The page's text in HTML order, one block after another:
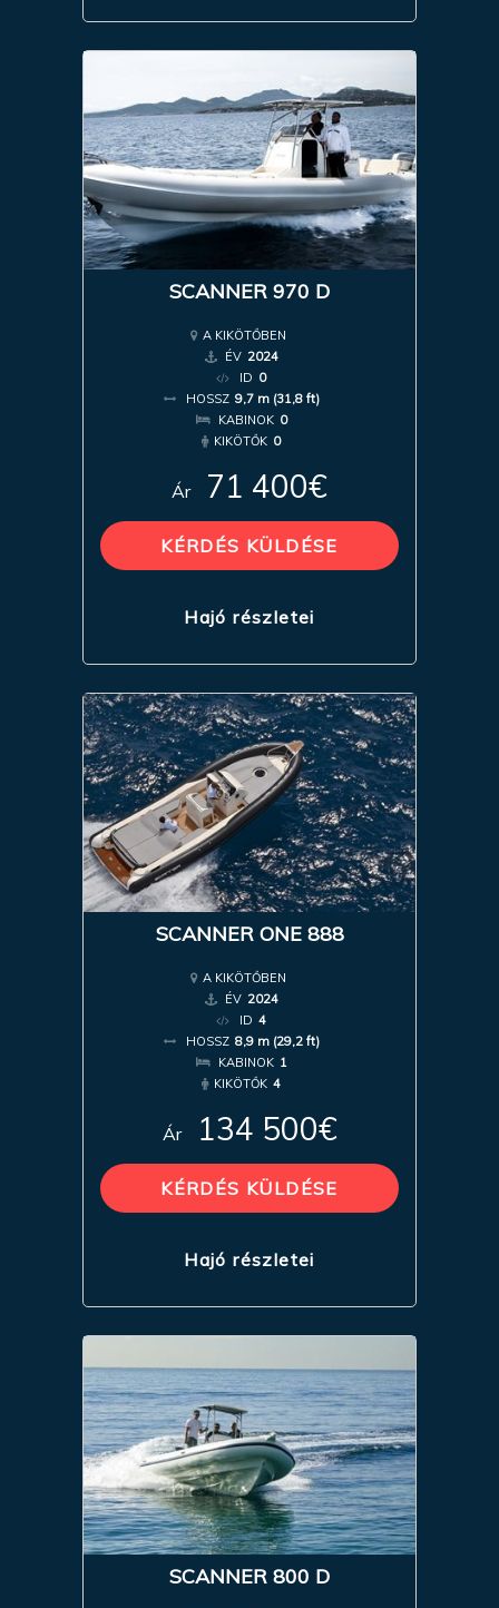
SCANNER 970 D
A KIKÖTŐBEN
ÉV 2024
ID 0
HOSSZ 9,7 m (31,8 ft)
KABINOK 0
KIKÖTŐK 0
Ár 71 400€
KÉRDÉS KÜLDÉSE
Hajó részletei
SCANNER ONE 888
A KIKÖTŐBEN
ÉV 2024
ID 4
HOSSZ 8,9 m (29,2 ft)
KABINOK 1
KIKÖTŐK 4
Ár 134 500€
KÉRDÉS KÜLDÉSE
Hajó részletei
SCANNER 800 D